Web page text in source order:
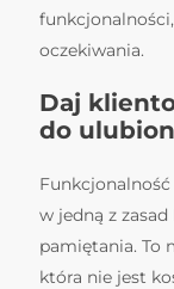
oczekiwania.
Daj
do
w jedną z
pamiętania. To
która nie jest